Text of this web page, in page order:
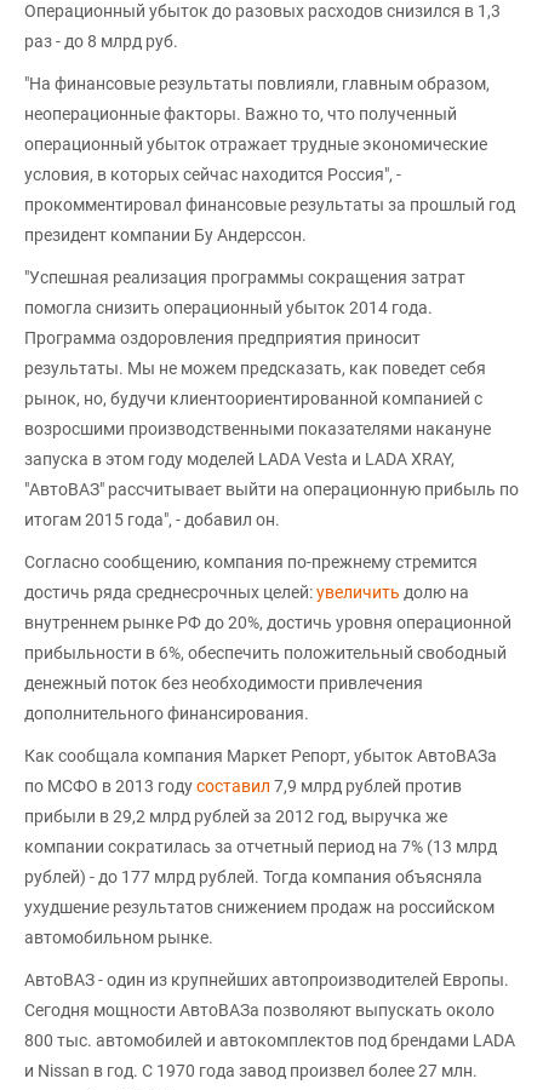
Операционный убыток до разовых расходов снизился в 1,3
раз - до 8 млрд руб.
"На финансовые результаты повлияли, главным образом,
неоперационные факторы. Важно то, что полученный
операционный убыток отражает трудные экономические
условия, в которых сейчас находится Россия", -
прокомментировал финансовые результаты за прошлый год
президент компании Бу Андерссон.
"Успешная реализация программы сокращения затрат
помогла снизить операционный убыток 2014 года.
Программа оздоровления предприятия приносит
результаты. Мы не можем предсказать, как поведет себя
рынок, но, будучи клиентоориентированной компанией с
возросшими производственными показателями накануне
запуска в этом году моделей LADA Vesta и LADA XRAY,
"АвтоВАЗ" рассчитывает выйти на операционную прибыль по
итогам 2015 года", - добавил он.
Согласно сообщению, компания по-прежнему стремится
достичь ряда среднесрочных целей:увеличить долю на
внутреннем рынке РФ до 20%, достичь уровня операционной
прибыльности в 6%, обеспечить положительный свободный
денежный поток без необходимости привлечения
дополнительного финансирования.
Как сообщала компания Маркет Репорт, убыток АвтоВАЗа
по МСФО в 2013 годусоставил 7,9 млрд рублей против
прибыли в 29,2 млрд рублей за 2012 год, выручка же
компании сократилась за отчетный период на 7% (13 млрд
рублей) - до 177 млрд рублей. Тогда компания объясняла
ухудшение результатов снижением продаж на российском
автомобильном рынке.
АвтоВАЗ - один из крупнейших автопроизводителей Европы.
Сегодня мощности АвтоВАЗа позволяют выпускать около
800 тыс. автомобилей и автокомплектов под брендами LADA
и Nissan в год. С 1970 года завод произвел более 27 млн.